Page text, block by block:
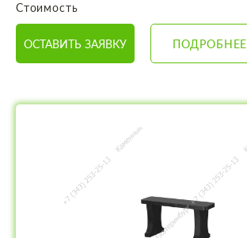
Стоимость
ОСТАВИТЬ ЗАЯВКУ ПОДРОБНЕЕ